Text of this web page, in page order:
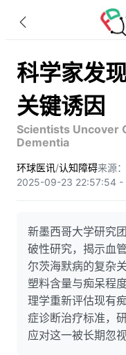
科学家发
关键诱因
Scientists Uncover
Dementia
环球医讯/认知障碍来源
2025-09-23 22:57:54 -
新墨西哥大学研究
破性研究，揭示血
尔茨海默病的复杂
塑料含量与痴呆程
理学重新评估现有
症诊断治疗标准，
应对这一被长期忽